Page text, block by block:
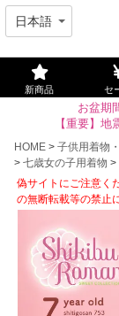
新商品 セ
お盆期
【重要】
HOME
子供用着物
七歳女の子用着物
偽サイトにご注意く
の無断転載等の禁止